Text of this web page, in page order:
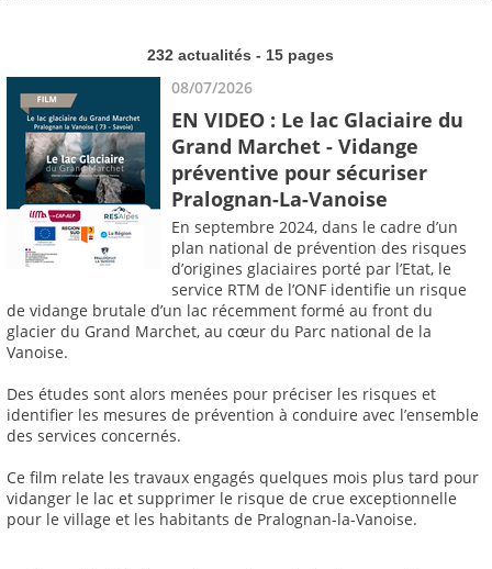
232 actualités - 15 pages
08/07/2026
EN VIDEO : Le lac Glaciaire du
Grand Marchet - Vidange
préventive pour sécuriser
Pralognan-La-Vanoise
En septembre 2024, dans le cadre d’un
plan national de prévention des risques
d’origines glaciaires porté par l’Etat, le
service RTM de l’ONF identifie un risque
de vidange brutale d’un lac récemment formé au front du
glacier du Grand Marchet, au cœur du Parc national de la
Vanoise.
Des études sont alors menées pour préciser les risques et
identifier les mesures de prévention à conduire avec l’ensemble
des services concernés.
Ce film relate les travaux engagés quelques mois plus tard pour
vidanger le lac et supprimer le risque de crue exceptionnelle
pour le village et les habitants de Pralognan-la-Vanoise.